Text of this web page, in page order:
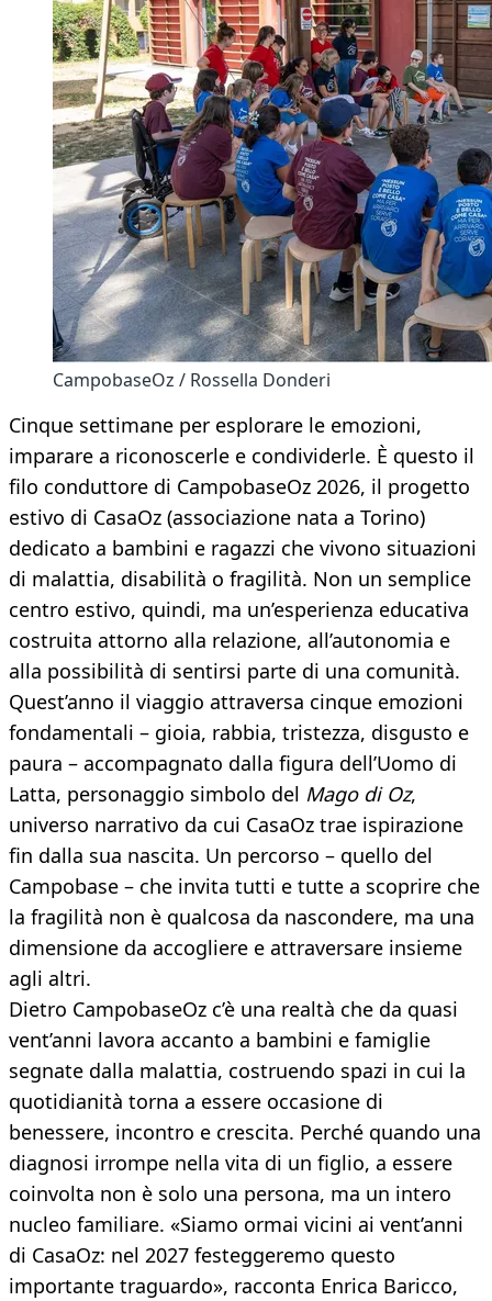
CampobaseOz / Rossella Donderi
Cinque settimane per esplorare le emozioni,
imparare a riconoscerle e condividerle. È questo il
filo conduttore di CampobaseOz 2026, il progetto
estivo di CasaOz (associazione nata a Torino)
dedicato a bambini e ragazzi che vivono situazioni
di malattia, disabilità o fragilità. Non un semplice
centro estivo, quindi, ma un’esperienza educativa
costruita attorno alla relazione, all’autonomia e
alla possibilità di sentirsi parte di una comunità.
Quest’anno il viaggio attraversa cinque emozioni
fondamentali – gioia, rabbia, tristezza, disgusto e
paura – accompagnato dalla figura dell’Uomo di
Latta, personaggio simbolo del Mago di Oz,
universo narrativo da cui CasaOz trae ispirazione
fin dalla sua nascita. Un percorso – quello del
Campobase – che invita tutti e tutte a scoprire che
la fragilità non è qualcosa da nascondere, ma una
dimensione da accogliere e attraversare insieme
agli altri.
Dietro CampobaseOz c’è una realtà che da quasi
vent’anni lavora accanto a bambini e famiglie
segnate dalla malattia, costruendo spazi in cui la
quotidianità torna a essere occasione di
benessere, incontro e crescita. Perché quando una
diagnosi irrompe nella vita di un figlio, a essere
coinvolta non è solo una persona, ma un intero
nucleo familiare. «Siamo ormai vicini ai vent’anni
di CasaOz: nel 2027 festeggeremo questo
importante traguardo», racconta Enrica Baricco,